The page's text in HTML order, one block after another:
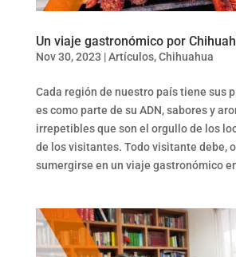
Un viaje gastronómico por
Nov 30, 2023 |Artículos,Chihuahua
Cada región de nuestro país tiene sus
es como parte de su ADN, sabores y
irrepetibles que son el orgullo de los
de los visitantes. Todo visitante debe,
sumergirse en un viaje gastronómico